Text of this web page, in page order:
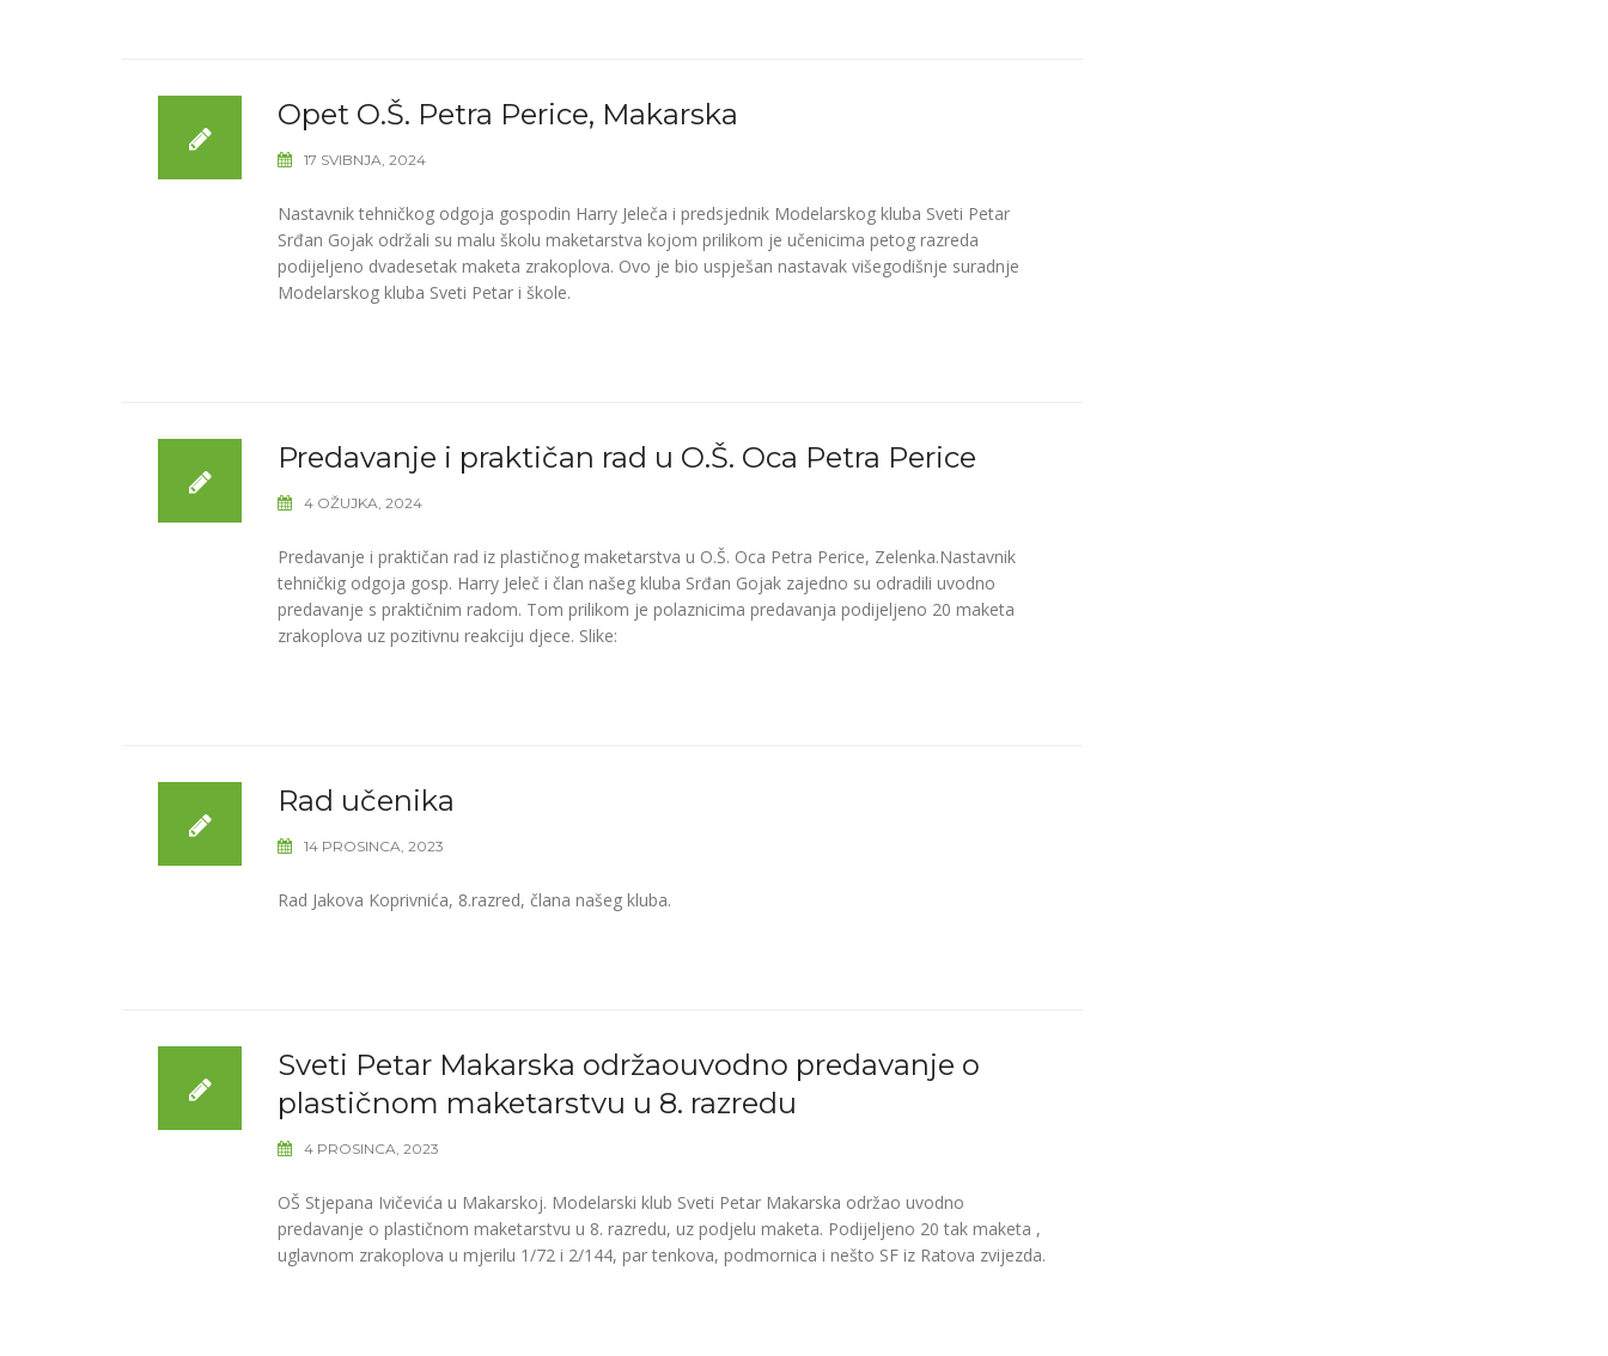
Opet O.Š. Petra Perice, Makarska
17 SVIBNJA, 2024
Nastavnik tehničkog odgoja gospodin Harry Jeleča i predsjednik Modelarskog kluba Sveti Petar
Srđan Gojak održali su malu školu maketarstva kojom prilikom je učenicima petog razreda
podijeljeno dvadesetak maketa zrakoplova. Ovo je bio uspješan nastavak višegodišnje suradnje
Modelarskog kluba Sveti Petar i škole.
Predavanje i praktičan rad u O.Š. Oca Petra Perice
4 OŽUJKA, 2024
Predavanje i praktičan rad iz plastičnog maketarstva u O.Š. Oca Petra Perice, Zelenka.Nastavnik
tehničkig odgoja gosp. Harry Jeleč i član našeg kluba Srđan Gojak zajedno su odradili uvodno
predavanje s praktičnim radom. Tom prilikom je polaznicima predavanja podijeljeno 20 maketa
zrakoplova uz pozitivnu reakciju djece. Slike:
Rad učenika
14 PROSINCA, 2023
Rad Jakova Koprivnića, 8.razred, člana našeg kluba.
Sveti Petar Makarska održaouvodno predavanje o
plastičnom maketarstvu u 8. razredu
4 PROSINCA, 2023
OŠ Stjepana Ivičevića u Makarskoj. Modelarski klub Sveti Petar Makarska održao uvodno
predavanje o plastičnom maketarstvu u 8. razredu, uz podjelu maketa. Podijeljeno 20 tak maketa ,
uglavnom zrakoplova u mjerilu 1/72 i 2/144, par tenkova, podmornica i nešto SF iz Ratova zvijezda.